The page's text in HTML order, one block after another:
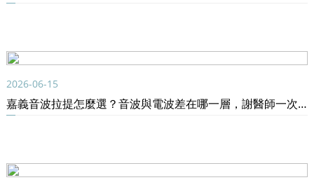
2026-06-15
嘉義音波拉提怎麼選？音波與電波差在哪一層，謝醫師一次說清楚